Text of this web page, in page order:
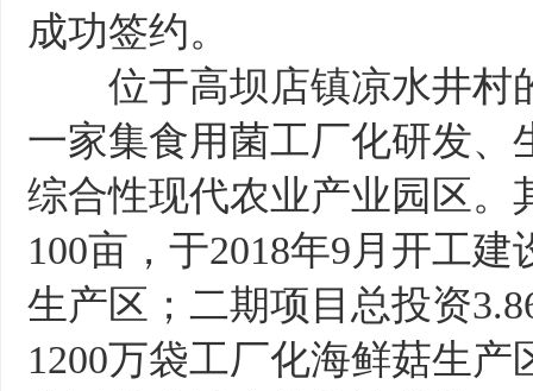
成功签约。
位于高坝店镇凉水井村
一家集食用菌工厂化研发
综合性现代农业产业园区。
100亩，于2018年9月开工
生产区；二期项目总投资
1200万袋工厂化海鲜菇生